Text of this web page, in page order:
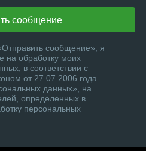
сообщение
сообщение», я
на обработку моих
в соответствии с
от 27.07.2006 года
данных», на
определенных в
персональных